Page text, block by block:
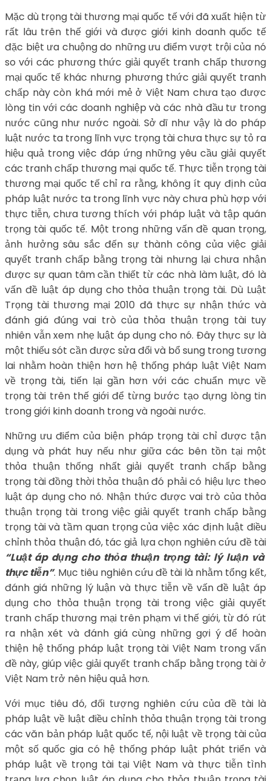
Mặc dù trọng tài thương mại quốc tế với đã xuất hiện từ
rất lâu trên thế giới và được giới kinh doanh quốc tế
đặc biệt ưa chuộng do những ưu điểm vượt trội của nó
so với các phương thức giải quyết tranh chấp thương
mại quốc tế khác nhưng phương thức giải quyết tranh
chấp này còn khá mới mẻ ở Việt Nam chưa tạo được
lòng tin với các doanh nghiệp và các nhà đầu tư trong
nước cũng như nước ngoài. Sở dĩ như vậy là do pháp
luật nước ta trong lĩnh vực trọng tài chưa thực sự tỏ ra
hiệu quả trong việc đáp ứng những yêu cầu giải quyết
các tranh chấp thương mại quốc tế. Thực tiễn trọng tài
thương mại quốc tế chỉ ra rằng, không ít quy định của
pháp luật nước ta trong lĩnh vực này chưa phù hợp với
thực tiễn, chưa tương thích với pháp luật và tập quán
trọng tài quốc tế. Một trong những vấn đề quan trọng,
ảnh hưởng sâu sắc đến sự thành công của việc giải
quyết tranh chấp bằng trọng tài nhưng lại chưa nhận
được sự quan tâm cần thiết từ các nhà làm luật, đó là
vấn đề luật áp dụng cho thỏa thuận trọng tài. Dù Luật
Trọng tài thương mại 2010 đã thực sự nhận thức và
đánh giá đúng vai trò của thỏa thuận trọng tài tuy
nhiên vẫn xem nhẹ luật áp dụng cho nó. Đây thực sự là
một thiếu sót cần được sửa đổi và bổ sung trong tương
lai nhằm hoàn thiện hơn hệ thống pháp luật Việt Nam
về trọng tài, tiến lại gần hơn với các chuẩn mực về
trọng tài trên thế giới để từng bước tạo dựng lòng tin
trong giới kinh doanh trong và ngoài nước.
Những ưu điểm của biện pháp trọng tài chỉ được tận
dụng và phát huy nếu như giữa các bên tồn tại một
thỏa thuận thống nhất giải quyết tranh chấp bằng
trọng tài đồng thời thỏa thuận đó phải có hiệu lực theo
luật áp dụng cho nó. Nhận thức được vai trò của thỏa
thuận trọng tài trong việc giải quyết tranh chấp bằng
trọng tài và tầm quan trọng của việc xác định luật điều
chỉnh thỏa thuận đó, tác giả lựa chọn nghiên cứu đề tài
“Luật áp dụng cho thỏa thuận trọng tài: lý luận và
thực tiễn”. Mục tiêu nghiên cứu đề tài là nhằm tổng kết,
đánh giá những lý luận và thực tiễn về vấn đề luật áp
dụng cho thỏa thuận trọng tài trong việc giải quyết
tranh chấp thương mại trên phạm vi thế giới, từ đó rút
ra nhận xét và đánh giá cùng những gợi ý để hoàn
thiện hệ thống pháp luật trọng tài Việt Nam trong vấn
đề này, giúp việc giải quyết tranh chấp bằng trọng tài ở
Việt Nam trở nên hiệu quả hơn.
Với mục tiêu đó, đối tượng nghiên cứu của đề tài là
pháp luật về luật điều chỉnh thỏa thuận trọng tài trong
các văn bản pháp luật quốc tế, nội luật về trọng tài của
một số quốc gia có hệ thống pháp luật phát triển và
pháp luật về trọng tài tại Việt Nam và thực tiễn tình